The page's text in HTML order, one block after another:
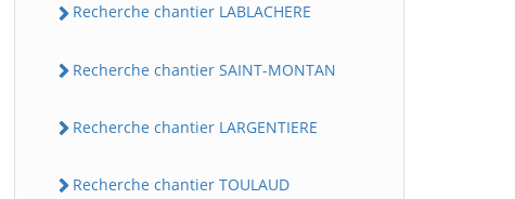
Recherche chantier LABLACHERE
Recherche chantier SAINT-MONTAN
Recherche chantier LARGENTIERE
Recherche chantier TOULAUD